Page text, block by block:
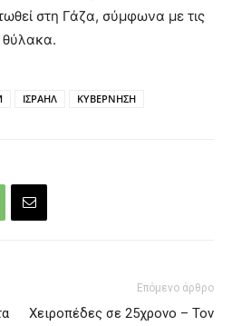
στη Γάζα, σύμφωνα με τις
θύλακα.
ΙΣΡΑΗΛ ΚΥΒΕΡΝΗΣΗ
Επόμενο άρθρο
Χειροπέδες σε 25χρονο – Τον